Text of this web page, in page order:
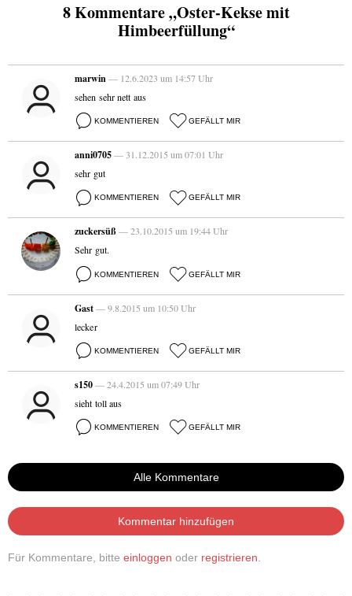
8 Kommentare „Oster-Kekse mit
Himbeerfüllung“
marwin— 12.6.2023 um 14:57 Uhr
sehen sehr nett aus
KOMMENTIEREN GEFÄLLT MIR
anni0705— 31.12.2015 um 07:01 Uhr
sehr gut
KOMMENTIEREN GEFÄLLT MIR
zuckersüß— 23.10.2015 um 19:44 Uhr
Sehr gut.
KOMMENTIEREN GEFÄLLT MIR
Gast— 9.8.2015 um 10:50 Uhr
lecker
KOMMENTIEREN GEFÄLLT MIR
s150— 24.4.2015 um 07:49 Uhr
sieht toll aus
KOMMENTIEREN GEFÄLLT MIR
Alle Kommentare
Kommentar hinzufügen
Für Kommentare, bitte einloggen oder registrieren